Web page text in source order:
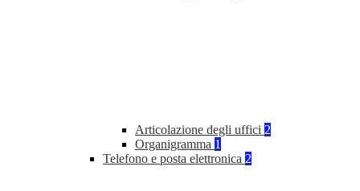
Articolazione degli uffici 2
Organigramma 1
Telefono e posta elettronica 2